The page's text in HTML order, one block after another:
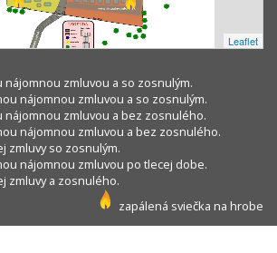
Leaflet
zmluvou a so zosnulým.
nájomnou zmluvou a so zosnulým.
zmluvou a bez zosnulého.
nájomnou zmluvou a bez zosnulého.
zmluvy so zosnulým.
nájomnou zmluvou po tlecej dobe.
zmluvy a zosnulého.
zapálená sviečka na hrobe